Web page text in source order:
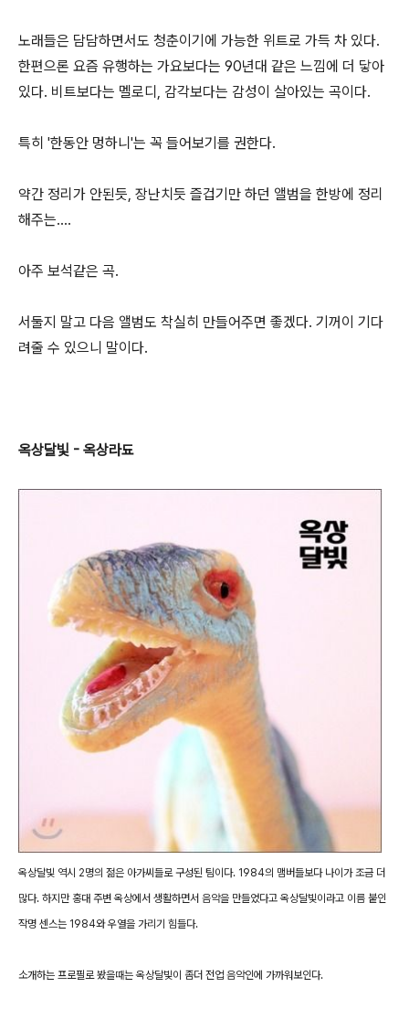
노래들은 담담하면서도 청춘이기에 가능한 위트로 가득 차 있다.
한편으론 요즘 유행하는 가요보다는 90년대 같은 느낌에 더 닿아
있다. 비트보다는 멜로디, 감각보다는 감성이 살아있는 곡이다.
특히 '한동안 멍하니'는 꼭 들어보기를 권한다.
약간 정리가 안된듯, 장난치듯 즐겁기만 하던 앨범을 한방에 정리
해주는....
아주 보석같은 곡.
서둘지 말고 다음 앨범도 착실히 만들어주면 좋겠다. 기꺼이 기다
려줄 수 있으니 말이다.
옥상달빛 - 옥상라됴
옥상달빛 역시 2명의 젊은 아가씨들로 구성된 팀이다. 1984의 맴버들보다 나이가 조금 더
많다. 하지만 홍대 주변 옥상에서 생활하면서 음악을 만들었다고 옥상달빛이라고 이름 붙인
작명 센스는 1984와 우열을 가리기 힘들다.
소개하는 프로필로 봤을때는 옥상달빛이 좀더 전업 음악인에 가까워보인다.